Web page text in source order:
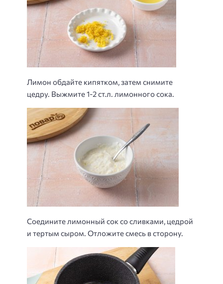
Лимон обдайте кипятком, затем снимите
цедру. Выжмите 1-2 ст.л. лимонного сока.
Соедините лимонный сок со сливками, цедрой
и тертым сыром. Отложите смесь в сторону.